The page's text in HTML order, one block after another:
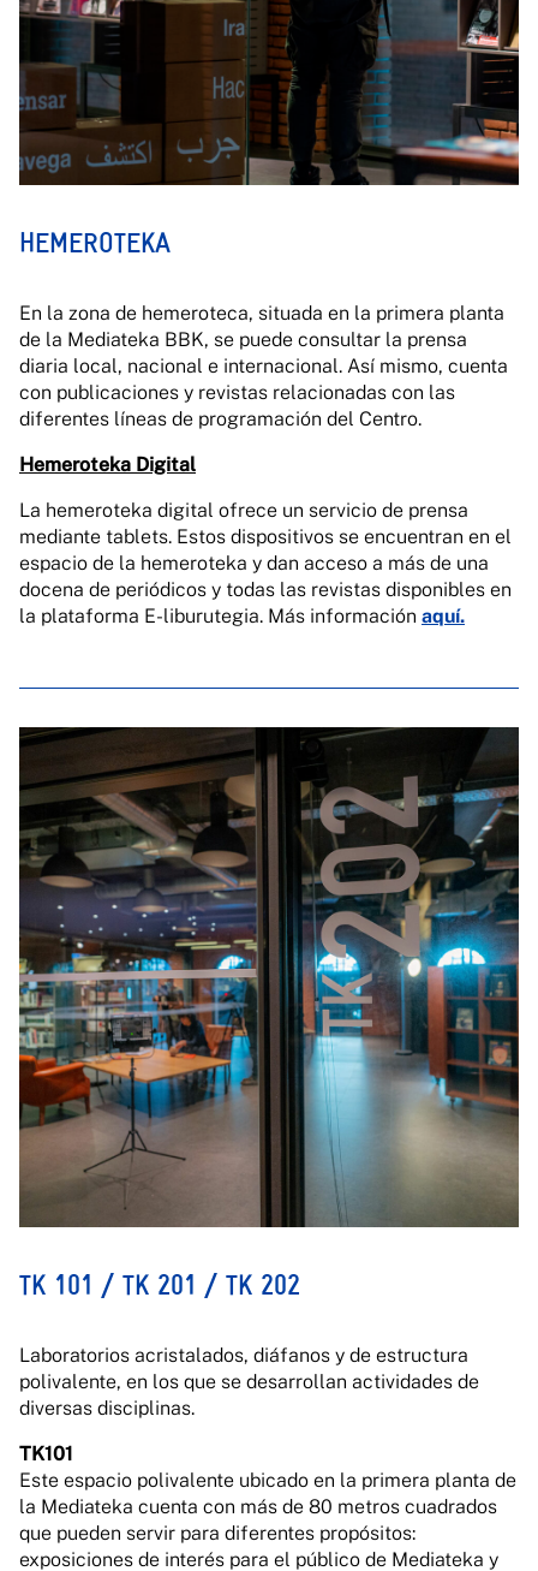
HEMEROTEKA
En la zona de hemeroteca, situada en la primera planta
de la Mediateka BBK, se puede consultar la prensa
diaria local, nacional e internacional. Así mismo, cuenta
con publicaciones y revistas relacionadas con las
diferentes líneas de programación del Centro.
Hemeroteka Digital
La hemeroteka digital ofrece un servicio de prensa
mediante tablets. Estos dispositivos se encuentran en el
espacio de la hemeroteka y dan acceso a más de una
docena de periódicos y todas las revistas disponibles en
la plataforma E-liburutegia. Más información aquí.
TK 101 / TK 201 / TK 202
Laboratorios acristalados, diáfanos y de estructura
polivalente, en los que se desarrollan actividades de
diversas disciplinas.
TK101
Este espacio polivalente ubicado en la primera planta de
la Mediateka cuenta con más de 80 metros cuadrados
que pueden servir para diferentes propósitos:
exposiciones de interés para el público de Mediateka y